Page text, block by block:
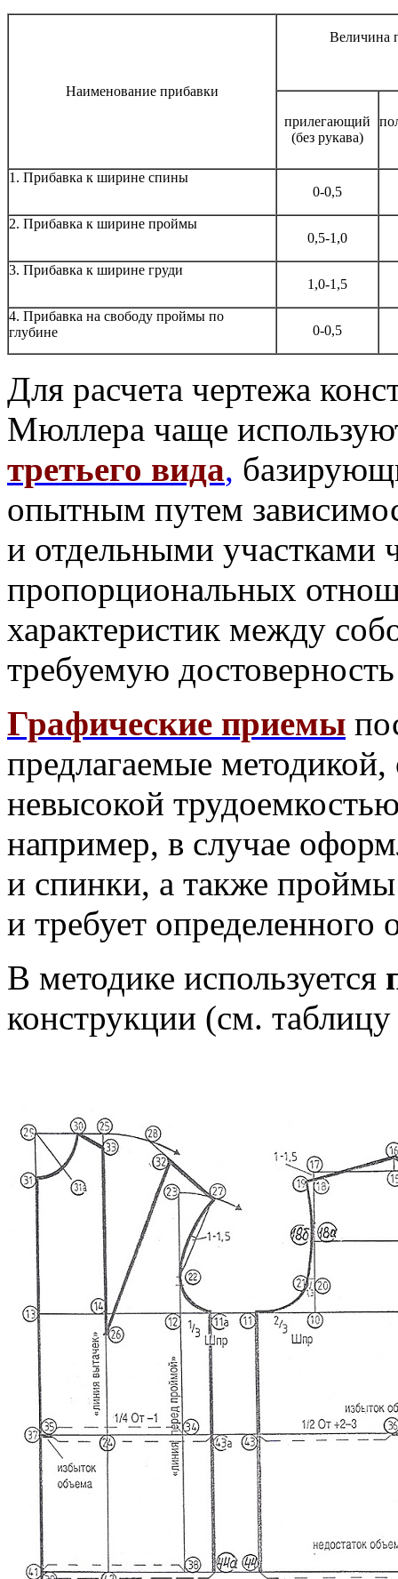
Наименование прибавки
Величина
прилегающий
(без рукава)
1. Прибавка к ширине спины
0-0,5
2. Прибавка к ширине проймы
0,5-1,0
3. Прибавка к ширине груди
1,0-1,5
4. Прибавка на свободу проймы по
глубине
0-0,5
Для расчета чертежа
Мюллера чаще
третьего вида,
опытным путем
и отдельными участками
пропорциональных
характеристик между
требуемую
Графические приемы
предлагаемые
невысокой
например, в случае
и спинки, а также проймы
и требует определенного
В методике используется
конструкции (см.